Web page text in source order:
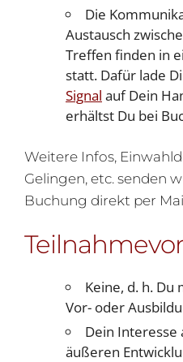
Die
Austausch
Treffen finden in
statt. Dafür lade
Signal auf Dein
erhältst Du bei
Weitere Infos,
Gelingen, etc. senden
Buchung direkt per
Keine, d. h.
Vor- oder
Dein Interesse
äußeren